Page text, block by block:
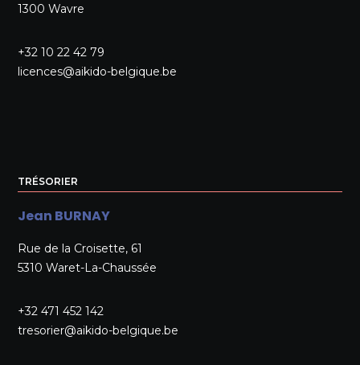
1300 Wavre
+32 10 22 42 79
licences@aikido-belgique.be
TRÉSORIER
Jean BURNAY
Rue de la Croisette, 61
5310 Waret-La-Chaussée
+32 471 452 142
tresorier@aikido-belgique.be